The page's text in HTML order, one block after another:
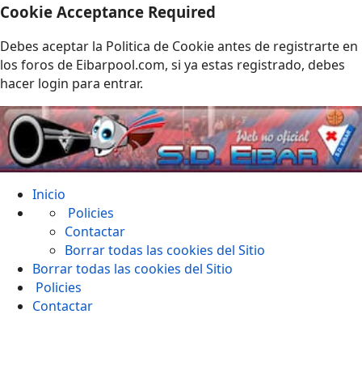
Cookie Acceptance Required
Debes aceptar la Politica de Cookie antes de registrarte en
los foros de Eibarpool.com, si ya estas registrado, debes
hacer login para entrar.
Inicio
Policies
Contactar
Borrar todas las cookies del Sitio
Borrar todas las cookies del Sitio
Policies
Contactar